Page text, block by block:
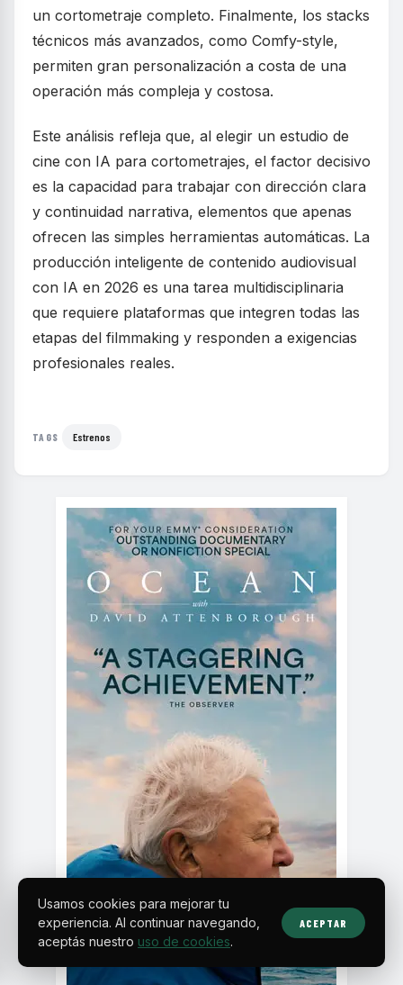
un cortometraje completo. Finalmente, los stacks
técnicos más avanzados, como Comfy-style,
permiten gran personalización a costa de una
operación más compleja y costosa.
Este análisis refleja que, al elegir un estudio de
cine con IA para cortometrajes, el factor decisivo
es la capacidad para trabajar con dirección clara
y continuidad narrativa, elementos que apenas
ofrecen las simples herramientas automáticas. La
producción inteligente de contenido audiovisual
con IA en 2026 es una tarea multidisciplinaria
que requiere plataformas que integren todas las
etapas del filmmaking y responden a exigencias
profesionales reales.
TAGS Estrenos
Usamos cookies para mejorar tu
experiencia. Al continuar navegando,
aceptás nuestro uso de cookies.
ACEPTAR